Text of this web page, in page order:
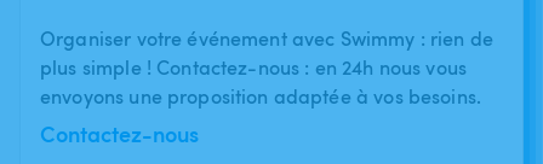
Organiser votre événement avec Swimmy : rien de
plus simple ! Contactez-nous : en 24h nous vous
envoyons une proposition adaptée à vos besoins.
Contactez-nous